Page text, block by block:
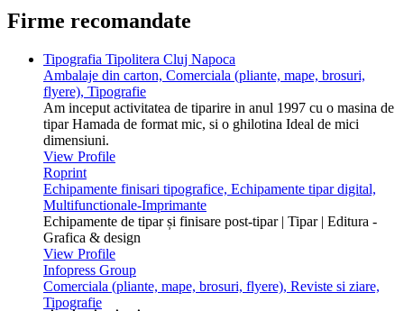
Firme recomandate
Tipografia Tipolitera Cluj Napoca
Ambalaje din carton, Comerciala (pliante, mape, brosuri,
flyere), Tipografie
Am inceput activitatea de tiparire in anul 1997 cu o masina de
tipar Hamada de format mic, si o ghilotina Ideal de mici
dimensiuni.
View Profile
Roprint
Echipamente finisari tipografice, Echipamente tipar digital,
Multifunctionale-Imprimante
Echipamente de tipar și finisare post-tipar | Tipar | Editura -
Grafica & design
View Profile
Infopress Group
Comerciala (pliante, mape, brosuri, flyere), Reviste si ziare,
Tipografie